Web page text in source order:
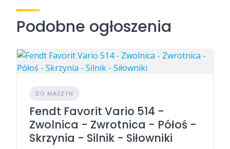
Podobne ogłoszenia
DO MASZYN
Fendt Favorit Vario 514 -
Zwolnica - Zwrotnica - Półoś -
Skrzynia - Silnik - Siłowniki